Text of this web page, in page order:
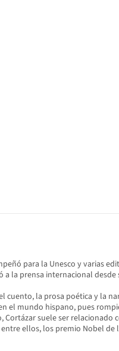
para la Unesco y varias
la prensa internacional desde
la prosa poética y la
el mundo hispano, pues
suele ser
ellos, los premio Nobel de